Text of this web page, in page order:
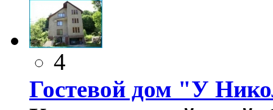
4
Гостевой дом "У